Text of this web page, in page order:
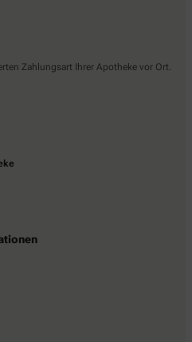
Zahlungsart Ihrer Apotheke vor Ort.